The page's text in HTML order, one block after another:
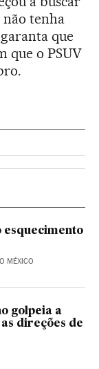
tenha
que
que o PSUV
esquecimento
MÉXICO
golpeia a
direções de